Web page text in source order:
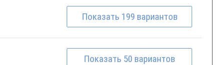
Показать 199 вариантов
Показать 50 вариантов